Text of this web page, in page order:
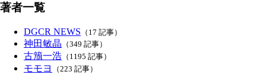
著者一覧
DGCR NEWS （17 記事）
神田敏晶 （349 記事）
古籏一浩 （1195 記事）
モモヨ （223 記事）